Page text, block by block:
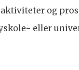
og
eller